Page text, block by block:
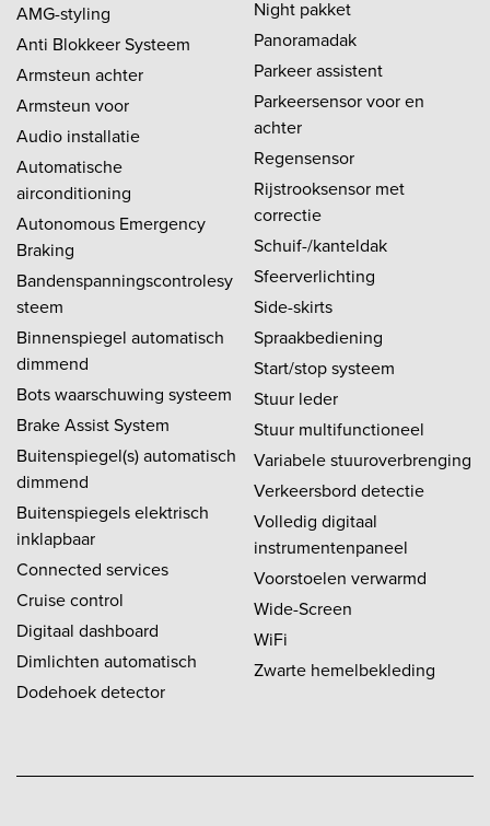
AMG-styling
Anti Blokkeer Systeem
Armsteun achter
Armsteun voor
Audio installatie
Automatische
airconditioning
Autonomous Emergency
Braking
Bandenspanningscontrolesy
steem
Binnenspiegel automatisch
dimmend
Bots waarschuwing systeem
Brake Assist System
Buitenspiegel(s) automatisch
dimmend
Buitenspiegels elektrisch
inklapbaar
Connected services
Cruise control
Digitaal dashboard
Dimlichten automatisch
Dodehoek detector
Night pakket
Panoramadak
Parkeer assistent
Parkeersensor voor en
achter
Regensensor
Rijstrooksensor met
correctie
Schuif-/kanteldak
Sfeerverlichting
Side-skirts
Spraakbediening
Start/stop systeem
Stuur leder
Stuur multifunctioneel
Variabele stuuroverbrenging
Verkeersbord detectie
Volledig digitaal
instrumentenpaneel
Voorstoelen verwarmd
Wide-Screen
WiFi
Zwarte hemelbekleding